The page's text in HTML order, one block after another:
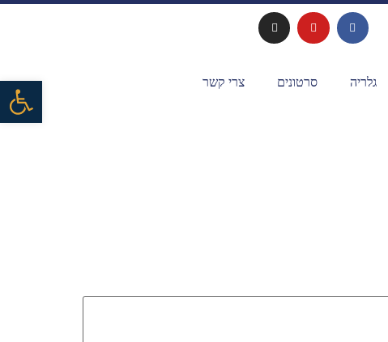
גלריה סרטונים צרי קשר